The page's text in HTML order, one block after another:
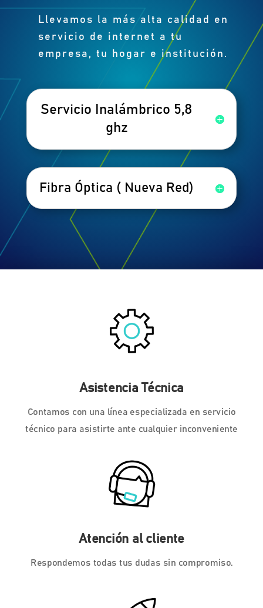
Llevamos la más alta calidad en
servicio de internet a tu
empresa, tu hogar e institución.
Servicio Inalámbrico 5,8
ghz
Fibra Óptica ( Nueva Red)
Asistencia Técnica
Contamos con una línea especializada en servicio
técnico para asistirte ante cualquier inconveniente
Atención al cliente
Respondemos todas tus dudas sin compromiso.